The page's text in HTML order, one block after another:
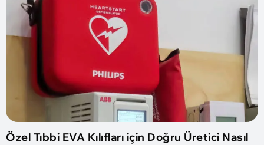
Özel Tıbbi EVA Kılıfları için Doğru Üretici Nasıl